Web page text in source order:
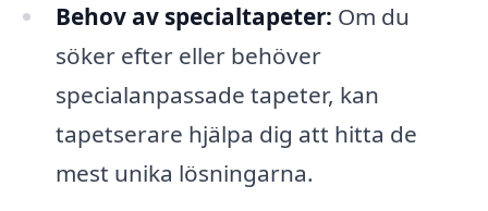
Behov av specialtapeter: Om du
söker efter eller behöver
specialanpassade tapeter, kan
tapetserare hjälpa dig att hitta de
mest unika lösningarna.